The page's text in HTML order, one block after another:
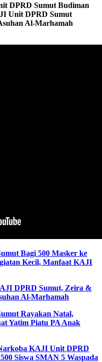
DPRD Sumut Budiman
Unit DPRD Sumut
Al-Marhamah
Bagi 500 Masker ke
Kecil, Manfaat KAJI
DPRD Sumut, Zeira &
Al-Marhamah
Rayakan Natal,
Yatim Piatu PA Anak
KAJI Unit DPRD
Siswa SMAN 5 Waspada